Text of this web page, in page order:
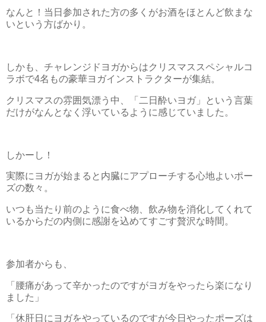
なんと！当日参加された方の多くがお酒をほとんど飲まな
いという方ばかり。
しかも、チャレンジドヨガからはクリスマススペシャルコ
ラボで4名もの豪華ヨガインストラクターが集結。
クリスマスの雰囲気漂う中、「二日酔いヨガ」という言葉
だけがなんとなく浮いているように感じていました。
しかーし！
実際にヨガが始まると内臓にアプローチする心地よいポー
ズの数々。
いつも当たり前のように食べ物、飲み物を消化してくれて
いるからだの内側に感謝を込めてすごす贅沢な時間。
参加者からも、
「腰痛があって辛かったのですがヨガをやったら楽になり
ました」
「休肝日にヨガをやっているのですが今日やったポーズは